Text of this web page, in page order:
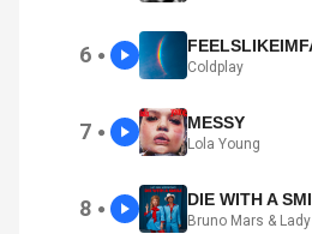
6 ●
Coldplay
7 ● MESSY
Lola Young
8 ● DIE WITH A
Bruno Mars &